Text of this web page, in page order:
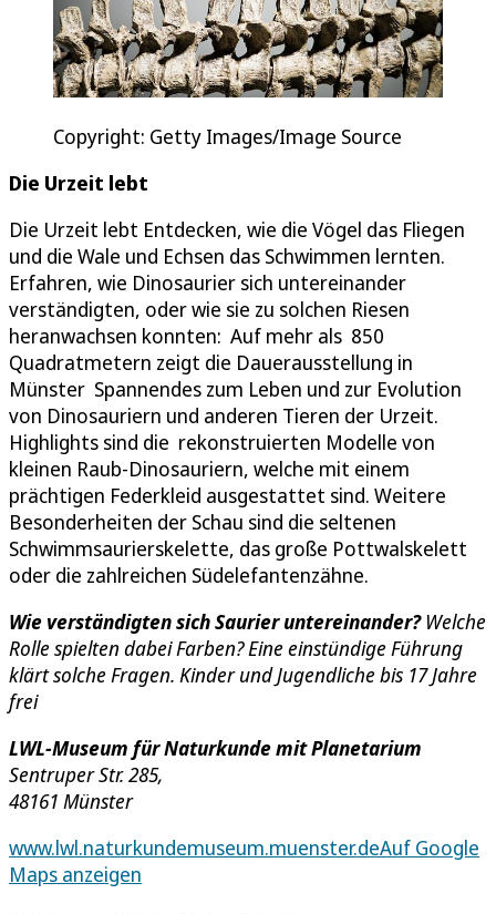
Copyright: Getty Images/Image Source
Die Urzeit lebt
Die Urzeit lebt Entdecken, wie die Vögel das Fliegen
und die Wale und Echsen das Schwimmen lernten.
Erfahren, wie Dinosaurier sich untereinander
verständigten, oder wie sie zu solchen Riesen
heranwachsen konnten: Auf mehr als 850
Quadratmetern zeigt die Dauerausstellung in
Münster Spannendes zum Leben und zur Evolution
von Dinosauriern und anderen Tieren der Urzeit.
Highlights sind die rekonstruierten Modelle von
kleinen Raub-Dinosauriern, welche mit einem
prächtigen Federkleid ausgestattet sind. Weitere
Besonderheiten der Schau sind die seltenen
Schwimmsaurierskelette, das große Pottwalskelett
oder die zahlreichen Südelefantenzähne.
Wie verständigten sich Saurier untereinander?Welche
Rolle spielten dabei Farben? Eine einstündige Führung
klärt solche Fragen. Kinder und Jugendliche bis 17 Jahre
frei
LWL-Museum für Naturkunde mit Planetarium
Sentruper Str. 285,
48161 Münster
www.lwl.naturkundemuseum.muenster.deAuf Google
Maps anzeigen